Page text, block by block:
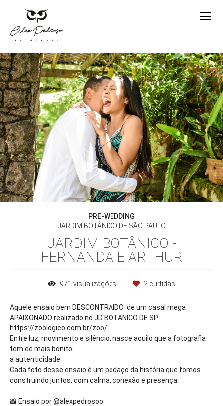
PRE-WEDDING
JARDIM BOTÂNICO DE SÃO PAULO
JARDIM BOTÂNICO -
FERNANDA E ARTHUR
971 visualizações 2 curtidas
Aquele ensaio bem DESCONTRAIDO de um casal mega
APAIXONADO realizado no JD BOTANICO DE SP .
https://zoologico.com.br/zoo/
Entre luz, movimento e silêncio, nasce aquilo que a fotografia
tem de mais bonito:
a autenticidade.
Cada foto desse ensaio é um pedaço da história que fomos
construindo juntos, com calma, conexão e presença.
📸 Ensaio por @alexpedrosoo